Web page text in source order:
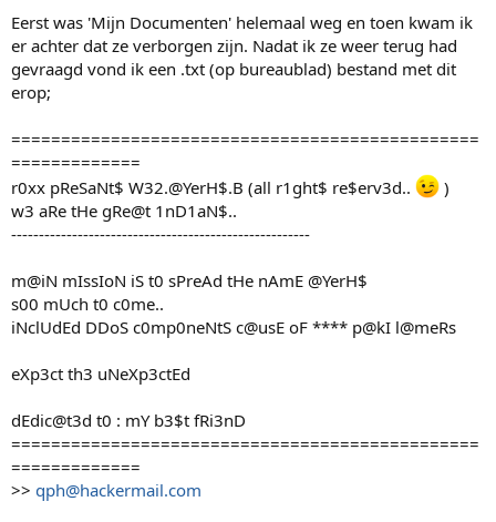
t
e
r
Eerst was 'Mijn Documenten' helemaal weg en toen kwam ik
er achter dat ze verborgen zijn. Nadat ik ze weer terug had
gevraagd vond ik een .txt (op bureaublad) bestand met dit
erop;
===============================================
=============
r0xx pReSaNt$ W32.@YerH$.B (all r1ght$ re$erv3d..
)
w3 aRe tHe gRe@t 1nD1aN$..
------------------------------------------------------
m@iN mIssIoN iS t0 sPreAd tHe nAmE @YerH$
s00 mUch t0 c0me..
iNclUdEd DDoS c0mp0neNtS c@usE oF **** p@kI l@meRs
eXp3ct th3 uNeXp3ctEd
dEdic@t3d t0 : mY b3$t fRi3nD
===============================================
=============
>> qph@hackermail.com